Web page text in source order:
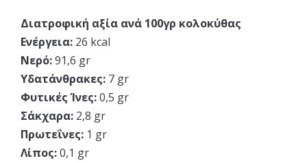
Διατροφική αξία ανά 100γρ κολοκύθας
Ενέργεια: 26 kcal
Νερό:91,6 gr
Υδατάνθρακες: 7 gr
Φυτικές Ίνες:0,5 gr
Σάκχαρα: 2,8 gr
Πρωτεΐνες: 1 gr
Λίπος:0,1 gr